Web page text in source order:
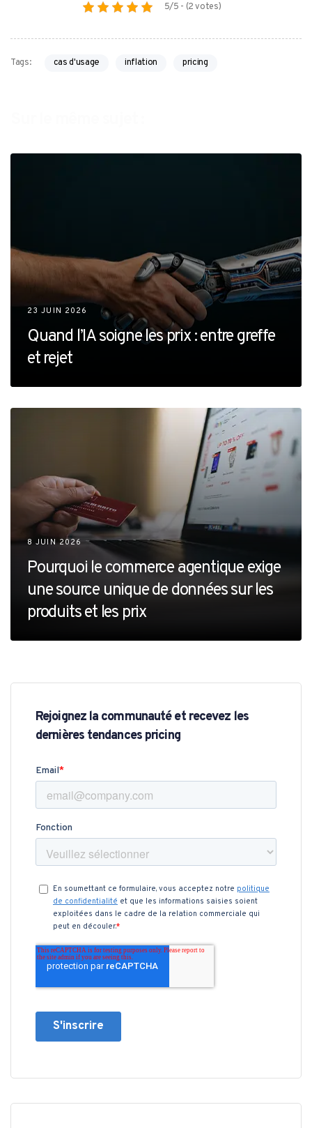
5/5 - (2 votes)
Tags: cas d'usage inflation pricing
23 JUIN 2026
Quand l’IA soigne les prix : entre greffe
et rejet
8 JUIN 2026
Pourquoi le commerce agentique exige
une source unique de données sur les
produits et les prix
Rejoignez la communauté et recevez les
dernières tendances pricing